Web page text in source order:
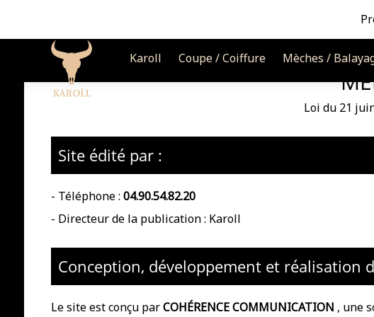
Karoll Coupe / Coiffure Mèches /
Loi du 21
Site édité par :
- Téléphone : 04.90.54.82.20
- Directeur de la publication : Karoll
Conception, développement et réalisation
Le site est conçu parCOHÉRENCE COMMUNICATION , une